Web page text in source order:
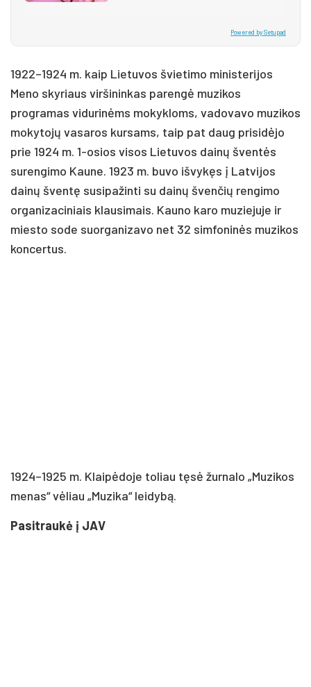
Powered by Setupad
1922–1924 m. kaip Lietuvos švietimo ministerijos
Meno skyriaus viršininkas parengė muzikos
programas vidurinėms mokykloms, vadovavo muzikos
mokytojų vasaros kursams, taip pat daug prisidėjo
prie 1924 m. 1-osios visos Lietuvos dainų šventės
surengimo Kaune. 1923 m. buvo išvykęs į Latvijos
dainų šventę susipažinti su dainų švenčių rengimo
organizaciniais klausimais. Kauno karo muziejuje ir
miesto sode suorganizavo net 32 simfoninės muzikos
koncertus.
1924–1925 m. Klaipėdoje toliau tęsė žurnalo „Muzikos
menas“ vėliau „Muzika“ leidybą.
Pasitraukė į JAV